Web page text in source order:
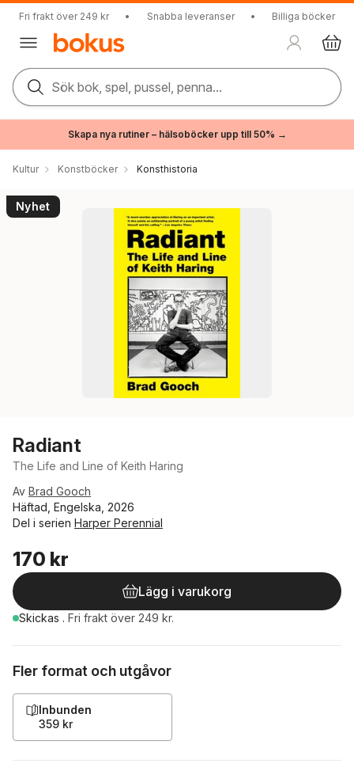
Fri frakt över 249 kr • Snabba leveranser • Billiga böcker
Sök bok, spel, pussel, penna...
Skapa nya rutiner – hälsoböcker upp till 50% →
Kultur Konstböcker Konsthistoria
Nyhet
Radiant
The Life and Line of Keith Haring
Av Brad Gooch
Häftad, Engelska, 2026
Del i serien Harper Perennial
170 kr
Lägg i varukorg
Skickas . Fri frakt över 249 kr.
Fler format och utgåvor
Inbunden
359 kr